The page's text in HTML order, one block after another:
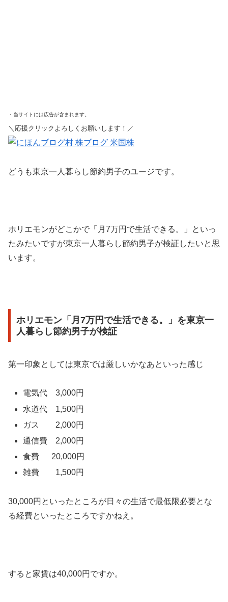
・当サイトには広告が含まれます。
＼応援クリックよろしくお願いします！／
どうも東京一人暮らし節約男子のユージです。
ホリエモンがどこかで「月7万円で生活できる。」といっ
たみたいですが東京一人暮らし節約男子が検証したいと思
います。
ホリエモン「月7万円で生活できる。」を東京一
人暮らし節約男子が検証
第一印象としては東京では厳しいかなあといった感じ
電気代 3,000円
水道代 1,500円
ガス 2,000円
通信費 2,000円
食費 20,000円
雑費 1,500円
30,000円といったところが日々の生活で最低限必要とな
る経費といったところですかねえ。
すると家賃は40,000円ですか。